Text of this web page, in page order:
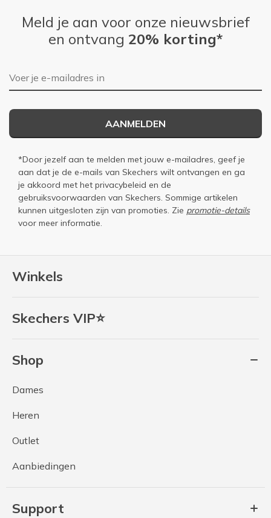
Winkels
Skechers VIP⭐
Shop
Dames
Heren
Outlet
Aanbiedingen
Support
Meld je aan voor onze nieuwsbrief
en ontvang 20% korting*
E-mailadres
AANMELDEN
*Door jezelf aan te melden met jouw e-mailadres, geef je
aan dat je de e-mails van Skechers wilt ontvangen en ga
je akkoord met het privacybeleid en de
gebruiksvoorwaarden van Skechers. Sommige artikelen
kunnen uitgesloten zijn van promoties. Zie promotie-details
voor meer informatie.